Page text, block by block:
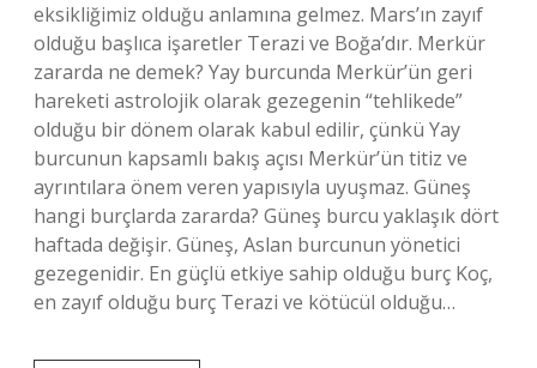
eksikliğimiz olduğu anlamına gelmez. Mars’ın zayıf
olduğu başlıca işaretler Terazi ve Boğa’dır. Merkür
zararda ne demek? Yay burcunda Merkür’ün geri
hareketi astrolojik olarak gezegenin “tehlikede”
olduğu bir dönem olarak kabul edilir, çünkü Yay
burcunun kapsamlı bakış açısı Merkür’ün titiz ve
ayrıntılara önem veren yapısıyla uyuşmaz. Güneş
hangi burçlarda zararda? Güneş burcu yaklaşık dört
haftada değişir. Güneş, Aslan burcunun yönetici
gezegenidir. En güçlü etkiye sahip olduğu burç Koç,
en zayıf olduğu burç Terazi ve kötücül olduğu…